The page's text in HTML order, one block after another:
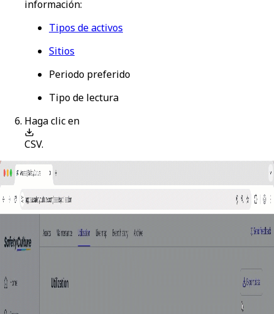
información:
Tipos de activos
Sitios
Periodo preferido
Tipo de lectura
Haga clic en
CSV.